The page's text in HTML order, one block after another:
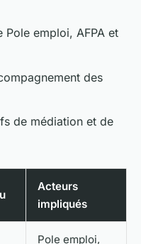
Pole emploi, AFPA et
des
de médiation et de
Acteurs
impliqués
Pole emploi,